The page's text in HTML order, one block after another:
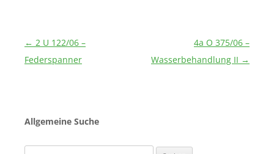
Beitragsnavigation
← 2 U 122/06 –
Federspanner
4a O 375/06 –
Wasserbehandlung II →
Allgemeine Suche